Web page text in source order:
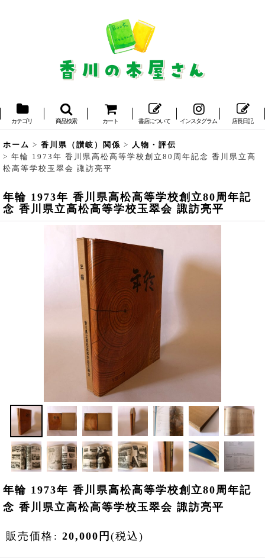
カテゴリ 商品検索 カート 書店について インスタグラム 店長日記
ホーム > 香川県（讃岐）関係 >
人物・評伝
> 年輪 1973年 香川県高松高等学校創立80周年記念 香川県立高
松高等学校玉翠会 諏訪亮平
年輪 1973年 香川県高松高等学校創立80周年記
念 香川県立高松高等学校玉翠会 諏訪亮平
年輪 1973年 香川県高松高等学校創立80周年記
念 香川県立高松高等学校玉翠会 諏訪亮平
販売価格 : 20,000 円 (税込)